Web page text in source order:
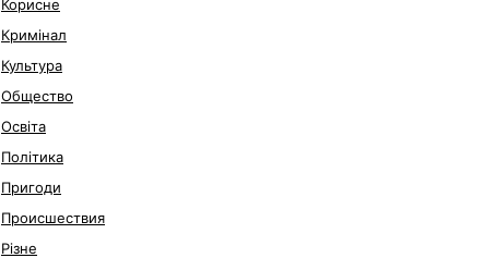
Корисне
Кримінал
Культура
Общество
Освіта
Політика
Пригоди
Происшествия
Різне